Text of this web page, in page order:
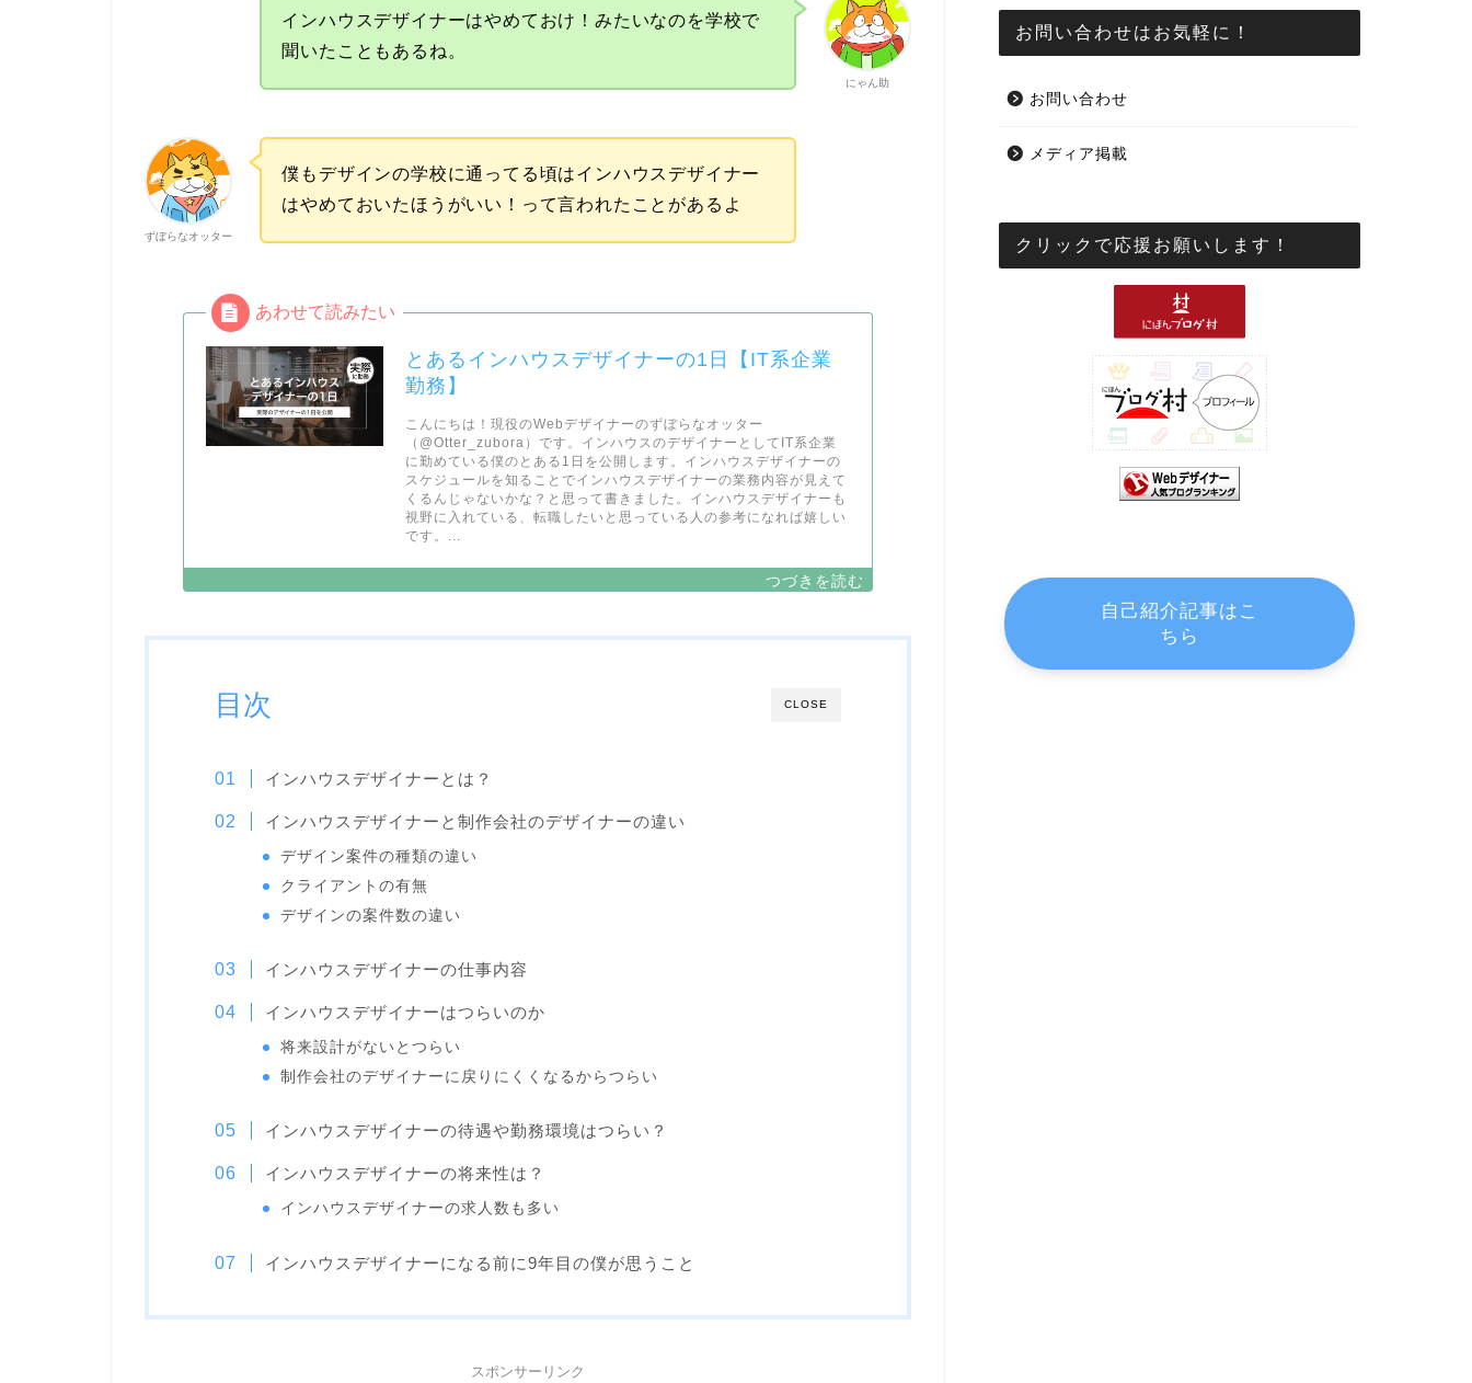
にゃん助
インハウスデザイナーはやめておけ！みたいなのを学校で
聞いたこともあるね。
ずぼらなオッター
僕もデザインの学校に通ってる頃はインハウスデザイナー
はやめておいたほうがいい！って言われたことがあるよ
とあるインハウスデザイナーの1日【IT系企業
勤務】
こんにちは！現役のWebデザイナーのずぼらなオッター
（@Otter_zubora）です。インハウスのデザイナーとしてIT系企業
に勤めている僕のとある1日を公開します。インハウスデザイナーの
スケジュールを知ることでインハウスデザイナーの業務内容が見えて
くるんじゃないかな？と思って書きました。インハウスデザイナーも
視野に入れている、転職したいと思っている人の参考になれば嬉しい
です。...
CLOSE
目次
インハウスデザイナーとは？
インハウスデザイナーと制作会社のデザイナーの違い
デザイン案件の種類の違い
クライアントの有無
デザインの案件数の違い
インハウスデザイナーの仕事内容
インハウスデザイナーはつらいのか
将来設計がないとつらい
制作会社のデザイナーに戻りにくくなるからつらい
インハウスデザイナーの待遇や勤務環境はつらい？
インハウスデザイナーの将来性は？
インハウスデザイナーの求人数も多い
インハウスデザイナーになる前に9年目の僕が思うこと
スポンサーリンク
お問い合わせはお気軽に！
お問い合わせ
メディア掲載
クリックで応援お願いします！
自己紹介記事はこ
ちら